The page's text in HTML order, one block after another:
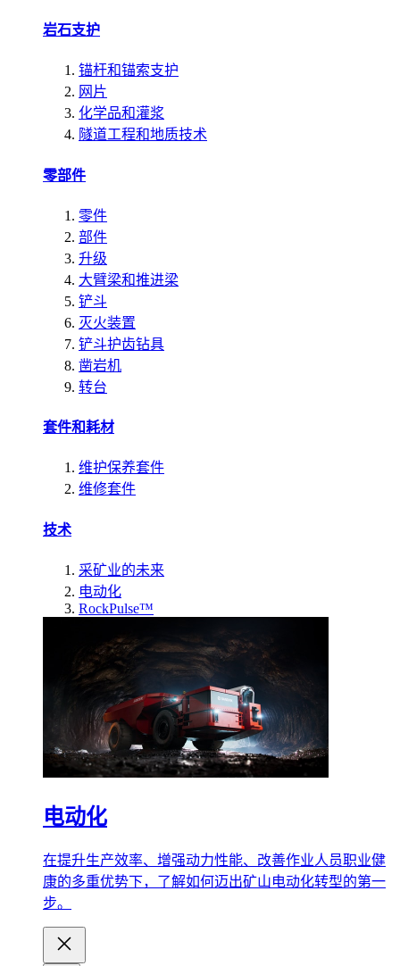
岩石支护
锚杆和锚索支护
网片
化学品和灌浆
隧道工程和地质技术
零部件
零件
部件
升级
大臂梁和推进梁
铲斗
灭火装置
铲斗护齿钻具
凿岩机
转台
套件和耗材
维护保养套件
维修套件
技术
采矿业的未来
电动化
RockPulse™
电动化
在提升生产效率、增强动力性能、改善作业人员职业健
康的多重优势下，了解如何迈出矿山电动化转型的第一
步。